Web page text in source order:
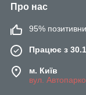
Про нас
95%
Працює з
м. Київ
вул.